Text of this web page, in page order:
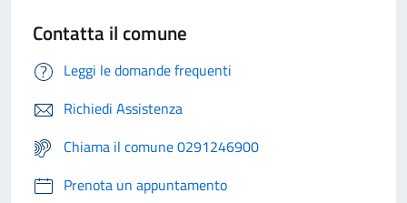
Contatta il comune
Leggi le domande frequenti
Richiedi Assistenza
Chiama il comune 0291246900
Prenota un appuntamento